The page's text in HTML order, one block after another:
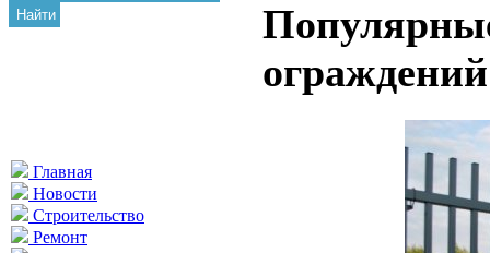
Найти
Главная
Новости
Строительство
Ремонт